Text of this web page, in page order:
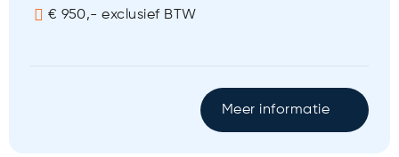
€ 950,- exclusief BTW
Meer informatie